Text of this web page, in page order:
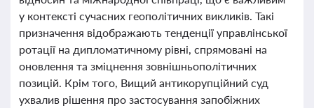
у контексті сучасних геополітичних викликів. Такі
призначення відображають тенденції управлінської
ротації на дипломатичному рівні, спрямовані на
оновлення та зміцнення зовнішньополітичних
позицій. Крім того, Вищий антикорупційний суд
ухвалив рішення про застосування запобіжних